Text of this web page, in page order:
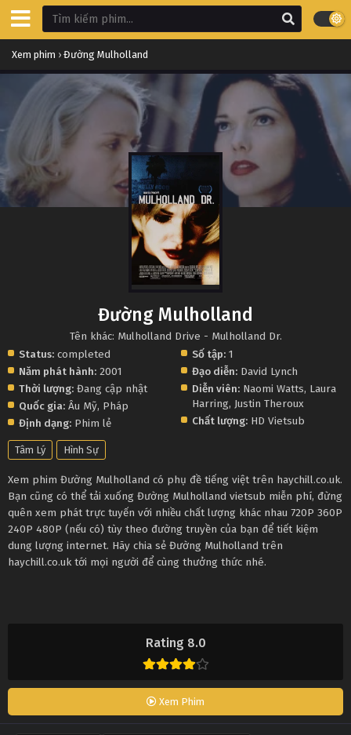
Xem phim › Đường Mulholland
Rating 8.0
Xem Phim
Đường Mulholland
Tên khác: Mulholland Drive - Mulholland Dr.
Status: completed
Năm phát hành: 2001
Thời lượng: Đang cập nhật
Quốc gia: Âu Mỹ, Pháp
Định dạng: Phim lẻ
Số tập: 1
Đạo diễn: David Lynch
Diễn viên: Naomi Watts, Laura
Harring,Justin Theroux
Chất lượng: HD Vietsub
Tâm Lý Hình Sự
Xem phim Đường Mulholland có phụ đề tiếng việt trên haychill.co.uk.
Bạn cũng có thể tải xuống Đường Mulholland vietsub miễn phí, đừng
quên xem phát trực tuyến với nhiều chất lượng khác nhau 720P 360P
240P 480P (nếu có) tùy theo đường truyền của bạn để tiết kiệm
dung lượng internet. Hãy chia sẻ Đường Mulholland trên
haychill.co.uk tới mọi người để cùng thưởng thức nhé.